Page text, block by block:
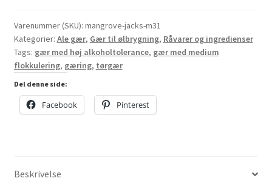
M31
gær
-
10
gram
antal
Varenummer (SKU): mangrove-jacks-m31
Kategorier: Ale gær, Gær til ølbrygning, Råvarer og ingredienser
Tags: gær med høj alkoholtolerance, gær med medium
flokkulering, gæring, tørgær
Del denne side:
Facebook Pinterest
Beskrivelse